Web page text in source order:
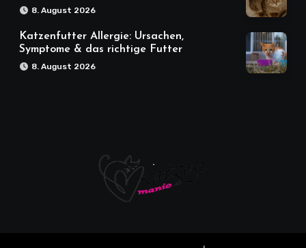
8. August 2026
Katzenfutter Allergie: Ursachen,
Symptome & das richtige Futter
8. August 2026